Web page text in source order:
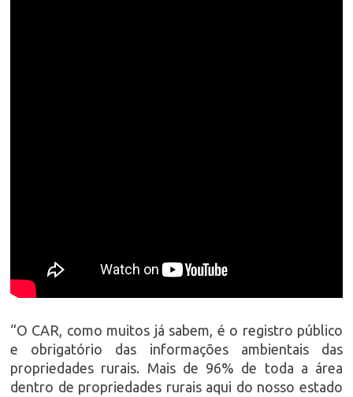
“O CAR, como muitos já sabem, é o registro público
e obrigatório das informações ambientais das
propriedades rurais. Mais de 96% de toda a área
dentro de propriedades rurais aqui do nosso estado